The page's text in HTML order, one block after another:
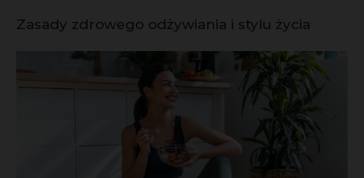
Zasady zdrowego odżywiania i stylu życia